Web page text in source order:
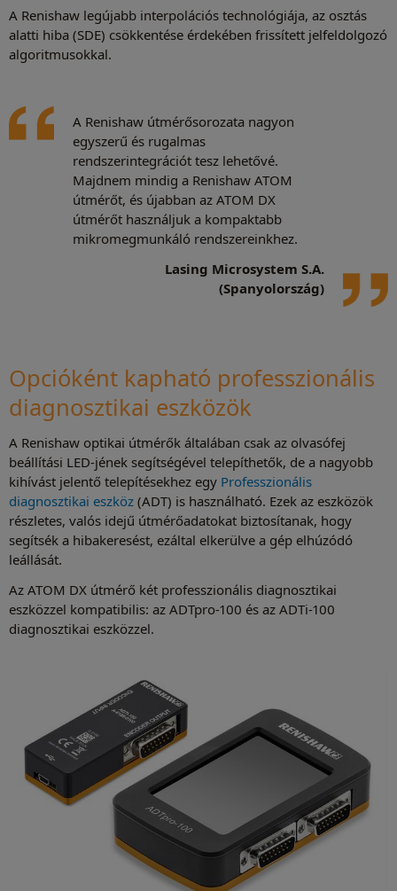
A Renishaw legújabb interpolációs technológiája, az osztás
alatti hiba (SDE) csökkentése érdekében frissített jelfeldolgozó
algoritmusokkal.
A Renishaw útmérősorozata nagyon
egyszerű és rugalmas
rendszerintegrációt tesz lehetővé.
Majdnem mindig a Renishaw ATOM
útmérőt, és újabban az ATOM DX
útmérőt használjuk a kompaktabb
mikromegmunkáló rendszereinkhez.
Lasing Microsystem S.A.
(Spanyolország)
Opcióként kapható professzionális
diagnosztikai eszközök
A Renishaw optikai útmérők általában csak az olvasófej
beállítási LED-jének segítségével telepíthetők, de a nagyobb
kihívást jelentő telepítésekhez egy Professzionális
diagnosztikai eszköz (ADT) is használható. Ezek az eszközök
részletes, valós idejű útmérőadatokat biztosítanak, hogy
segítsék a hibakeresést, ezáltal elkerülve a gép elhúzódó
leállását.
Az ATOM DX útmérő két professzionális diagnosztikai
eszközzel kompatibilis: az ADTpro-100 és az ADTi-100
diagnosztikai eszközzel.